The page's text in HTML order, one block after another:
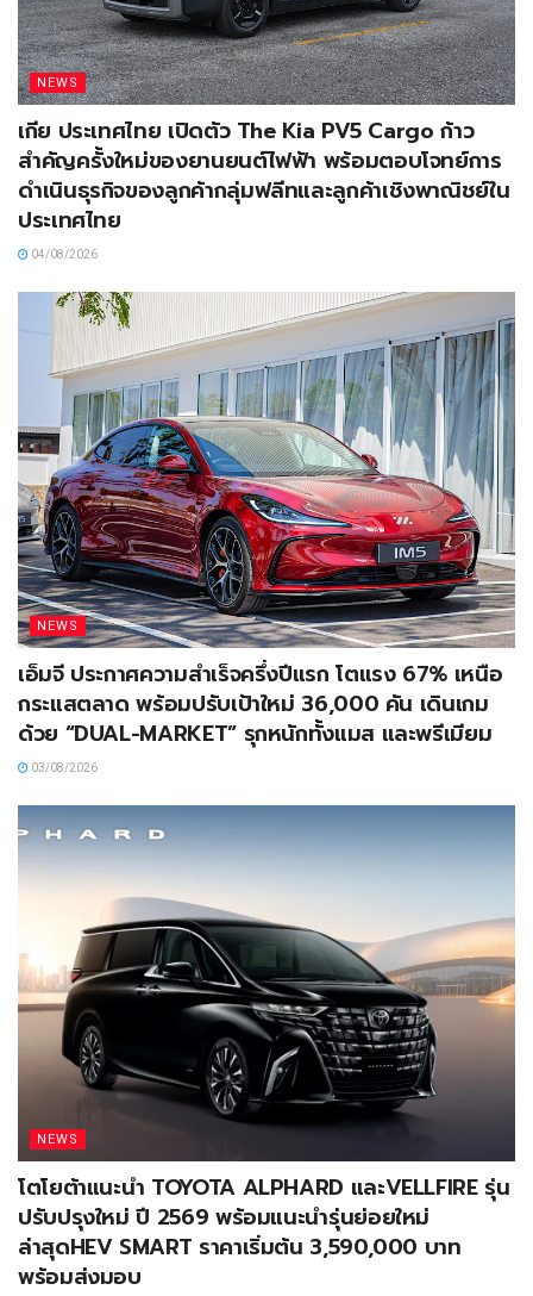
NEWS
เกีย ประเทศไทย เปิดตัว The Kia PV5 Cargo ก้าว
สำคัญครั้งใหม่ของยานยนต์ไฟฟ้า พร้อมตอบโจทย์การ
ดำเนินธุรกิจของลูกค้ากลุ่มฟลีทและลูกค้าเชิงพาณิชย์ใน
ประเทศไทย
04/08/2026
NEWS
เอ็มจี ประกาศความสำเร็จครึ่งปีแรก โตแรง 67% เหนือ
กระแสตลาด พร้อมปรับเป้าใหม่ 36,000 คัน เดินเกม
ด้วย “DUAL-MARKET” รุกหนักทั้งแมส และพรีเมียม
03/08/2026
NEWS
โตโยต้าแนะนำ TOYOTA ALPHARD และVELLFIRE รุ่น
ปรับปรุงใหม่ ปี 2569 พร้อมแนะนำรุ่นย่อยใหม่
ล่าสุดHEV SMART ราคาเริ่มต้น 3,590,000 บาท
พร้อมส่งมอบ